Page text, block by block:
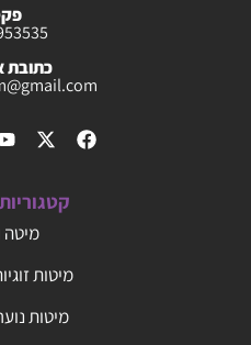
כתובת
מיטה
מיטות
מיטות